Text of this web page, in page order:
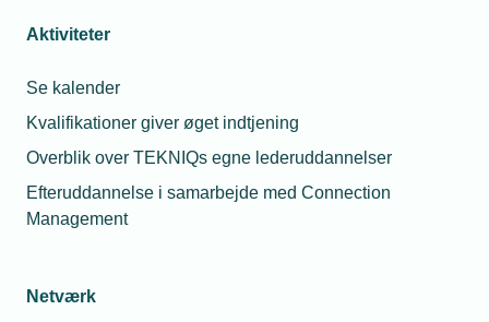
Aktiviteter
Se kalender
Kvalifikationer giver øget indtjening
Overblik over TEKNIQs egne lederuddannelser
Efteruddannelse i samarbejde med Connection
Management
Netværk